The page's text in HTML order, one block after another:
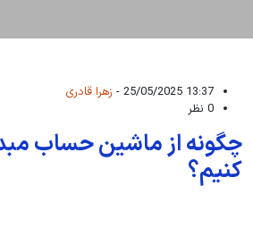
13:37 25/05/2025 -
زهرا قادری
0 نظر
چگونه از ماشین حساب
کنیم؟